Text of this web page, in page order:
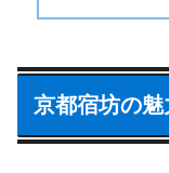
京都宿坊の魅